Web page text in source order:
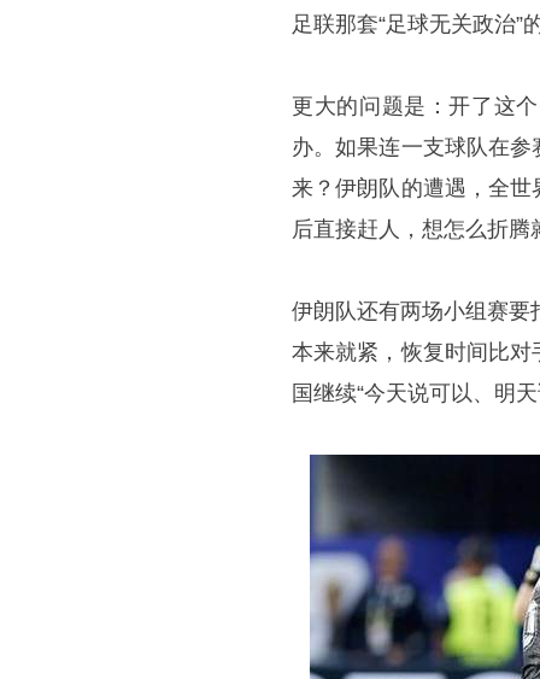
足联那套“足球无关政治”
更大的问题是：开了这
办。如果连一支球队在
来？伊朗队的遭遇，全
后直接赶人，想怎么折
伊朗队还有两场小组赛
本来就紧，恢复时间比
国继续“今天说可以、明